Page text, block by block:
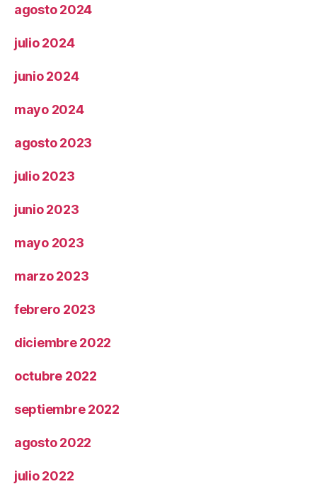
agosto 2024
julio 2024
junio 2024
mayo 2024
agosto 2023
julio 2023
junio 2023
mayo 2023
marzo 2023
febrero 2023
diciembre 2022
octubre 2022
septiembre 2022
agosto 2022
julio 2022